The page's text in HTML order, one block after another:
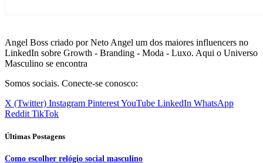
Angel Boss criado por Neto Angel um dos maiores influencers no
LinkedIn sobre Growth - Branding - Moda - Luxo. Aqui o Universo
Masculino se encontra
Somos sociais. Conecte-se conosco:
X (Twitter) Instagram PinterestYouTube LinkedIn WhatsApp
Reddit TikTok
Últimas Postagens
Como escolher relógio social masculino